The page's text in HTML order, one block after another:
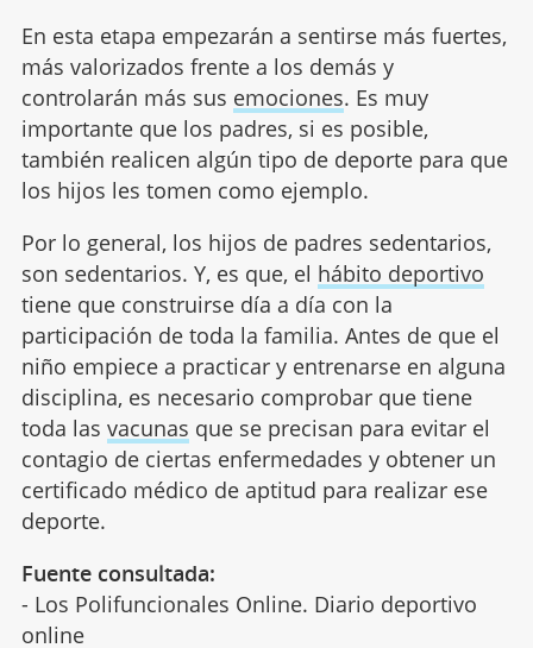
En esta etapa empezarán a sentirse más fuertes,
más valorizados frente a los demás y
controlarán más sus emociones. Es muy
importante que los padres, si es posible,
también realicen algún tipo de deporte para que
los hijos les tomen como ejemplo.
Por lo general, los hijos de padres sedentarios,
son sedentarios. Y, es que, el hábito deportivo
tiene que construirse día a día con la
participación de toda la familia. Antes de que el
niño empiece a practicar y entrenarse en alguna
disciplina, es necesario comprobar que tiene
toda las vacunas que se precisan para evitar el
contagio de ciertas enfermedades y obtener un
certificado médico de aptitud para realizar ese
deporte.
Fuente consultada:
- Los Polifuncionales Online. Diario deportivo
online